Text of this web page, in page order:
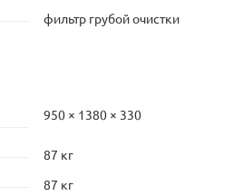
фильтр грубой очистки
950 × 1380 × 330
87 кг
87 кг